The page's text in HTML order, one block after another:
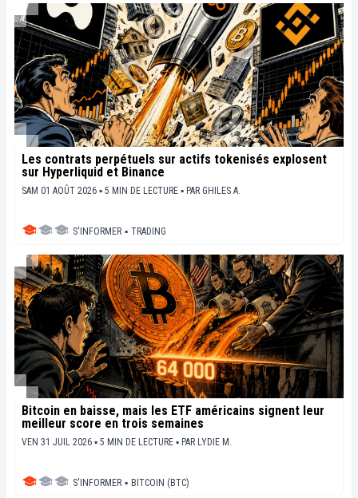
Les contrats perpétuels sur actifs tokenisés explosent
sur Hyperliquid et Binance
SAM 01 AOÛT 2026 ▪ 5 MIN DE LECTURE ▪ PAR GHILES A.
S'INFORMER ▪ TRADING
Bitcoin en baisse, mais les ETF américains signent leur
meilleur score en trois semaines
VEN 31 JUIL 2026 ▪ 5 MIN DE LECTURE ▪ PAR LYDIE M.
S'INFORMER ▪ BITCOIN (BTC)